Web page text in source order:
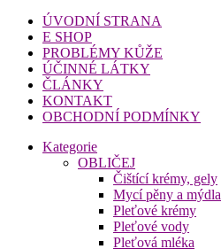
ÚVODNÍ STRANA
E SHOP
PROBLÉMY KŮŽE
ÚČINNÉ LÁTKY
ČLÁNKY
KONTAKT
OBCHODNÍ PODMÍNKY
Kategorie
OBLIČEJ
Čištící krémy, gely
Mycí pěny a mýdla
Pleťové krémy
Pleťové vody
Pleťová mléka